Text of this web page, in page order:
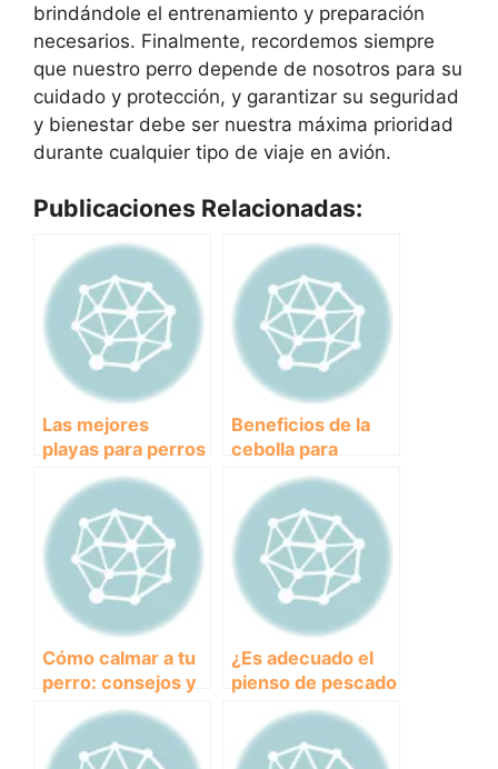
brindándole el entrenamiento y preparación
necesarios. Finalmente, recordemos siempre
que nuestro perro depende de nosotros para su
cuidado y protección, y garantizar su seguridad
y bienestar debe ser nuestra máxima prioridad
durante cualquier tipo de viaje en avión.
Publicaciones Relacionadas:
Las mejores
playas para perros
en 2021: disfruta
del verano con tu
compañero fiel
Beneficios de la
cebolla para
perros: ¿es segura
en su
alimentación?
Cómo calmar a tu
perro: consejos y
técnicas efectivas
¿Es adecuado el
pienso de pescado
alimentación de tu
perro?